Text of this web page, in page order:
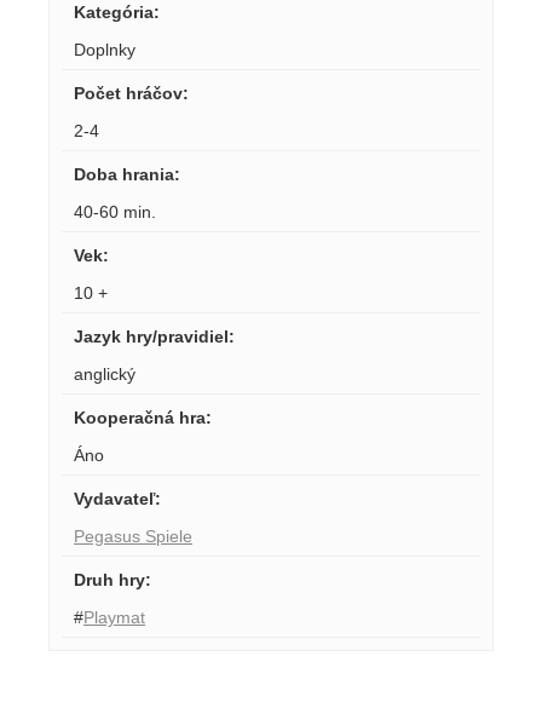
Kategória:
Doplnky
Počet hráčov:
2-4
Doba hrania:
40-60 min.
Vek:
10 +
Jazyk hry/pravidiel:
anglický
Kooperačná hra:
Áno
Vydavateľ:
Pegasus Spiele
Druh hry:
#Playmat